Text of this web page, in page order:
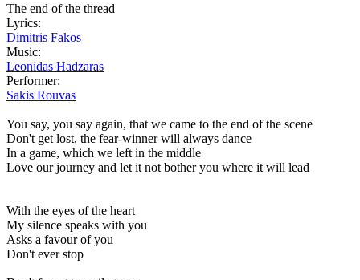
The end of the thread
Lyrics:
Dimitris Fakos
Music:
Leonidas Hadzaras
Performer:
Sakis Rouvas
You say, you say again, that we came to the end of the scene
Don't get lost, the fear-winner will always dance
In a game, which we left in the middle
Love our journey and let it not bother you where it will lead
With the eyes of the heart
My silence speaks with you
Asks a favour of you
Don't ever stop